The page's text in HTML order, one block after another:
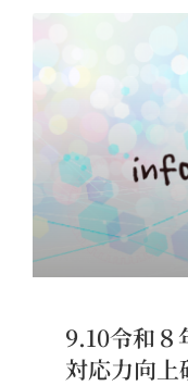
9.10令和８
対応力向